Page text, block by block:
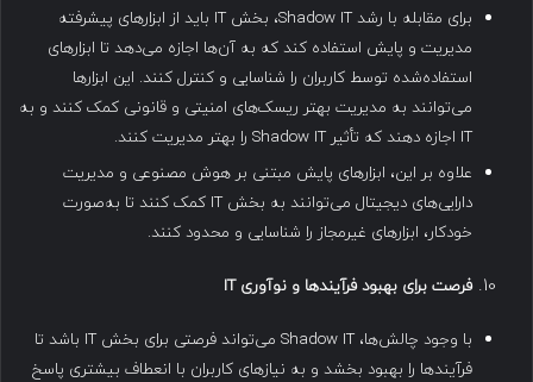
برای مقابله با رشد Shadow IT، بخش IT باید از ابزارهای پیشرفته
مدیریت و پایش استفاده کند که به آن‌ها اجازه می‌دهد تا ابزارهای
استفاده‌شده توسط کاربران را شناسایی و کنترل کنند. این ابزارها
می‌توانند به مدیریت بهتر ریسک‌های امنیتی و قانونی کمک کنند و به
IT اجازه دهند که تأثیر Shadow IT را بهتر مدیریت کنند.
علاوه بر این، ابزارهای پایش مبتنی بر هوش مصنوعی و مدیریت
دارایی‌های دیجیتال می‌توانند به بخش IT کمک کنند تا به‌صورت
خودکار، ابزارهای غیرمجاز را شناسایی و محدود کنند.
فرصت برای بهبود فرآیندها و نوآوری IT
با وجود چالش‌ها، Shadow IT می‌تواند فرصتی برای بخش IT باشد تا
فرآیندها را بهبود بخشد و به نیازهای کاربران با انعطاف بیشتری پاسخ